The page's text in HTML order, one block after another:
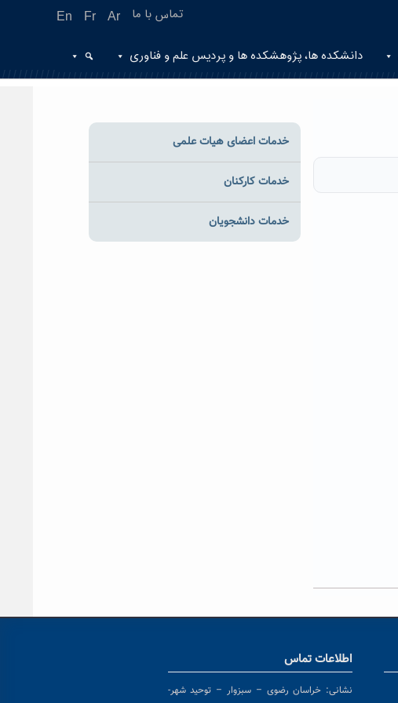
En Fr Ar تماس با ما
دانشکده ها، پژوهشکده ها و پردیس علم و فناوری
خدمات اعضای هیات علمی
خدمات کارکنان
خدمات دانشجویان
اطلاعات تماس
نشانی: خراسان رضوی – سبزوار – توحید شهر-